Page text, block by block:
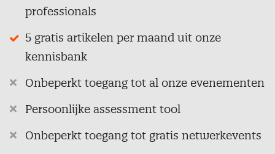
professionals
5 gratis artikelen per maand uit onze
kennisbank
Onbeperkt toegang tot al onze evenementen
Persoonlijke assessment tool
Onbeperkt toegang tot gratis netwerkevents